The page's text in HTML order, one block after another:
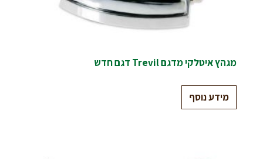
מגהץ איטלקי מדגם Trevil דגם חדש
מידע נוסף